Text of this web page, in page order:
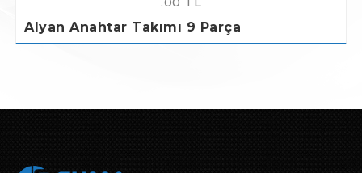
Alyan Anahtar Takımı 9 Parça